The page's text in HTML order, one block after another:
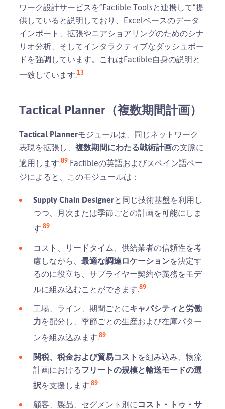
ワーク設計サービスを“Factible Toolsと連携して”提
供していると説明しており、Excelベースのデータ
インポート、拡張やニアショアリングのためのシナ
リオ分析、そしてインタラクティブなダッシュボー
ドを強調しています。これはFactible自身の説明と
一致しています.13
Tactical Planner（複数期間計画）
Tactical Plannerモジュールは、同じネットワーク
表現を拡張し、 複数期間にわたる戦術計画の文脈に
適用します.89 Factibleの英語およびスペイン語ペー
ジによると、このモジュールは：
Supply Chain Designerと同じ技術基盤を利用し
つつ、月次または季節ごとの計画を可能にしま
す.89
コスト、リードタイム、供給業者の信頼性を考
慮しながら、 最適な調達ロケーションを決定す
るのに役立ち、サプライヤー契約や義務をモデ
ルに組み込むことができます.89
工場、ライン、期間ごとにキャパシティと労働
力を配分し、季節ごとの生産および在庫パター
ンを組み込みます.89
関税、税金および貿易コスト を組み込み、物流
計画におけるフリートの規模と輸送モードの選
択を支援します.89
顧客、製品、セグメント別にコスト・トゥ・サ